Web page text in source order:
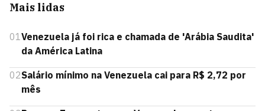
Mais lidas
01Venezuela já foi rica e chamada de 'Arábia Saudita'
da América Latina
02Salário mínimo na Venezuela cai para R$ 2,72 por
mês